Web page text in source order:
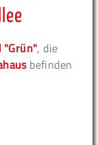
"Grün", die
befinden